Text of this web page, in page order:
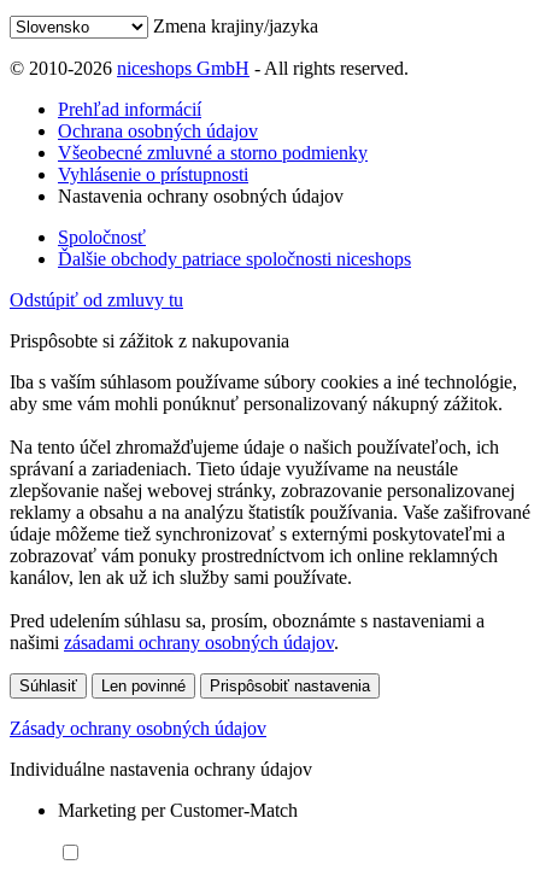
Zmena krajiny/jazyka
© 2010-2026 niceshops GmbH - All rights reserved.
Prehľad informácií
Ochrana osobných údajov
Všeobecné zmluvné a storno podmienky
Vyhlásenie o prístupnosti
Nastavenia ochrany osobných údajov
Spoločnosť
Ďalšie obchody patriace spoločnosti niceshops
Odstúpiť od zmluvy tu
Prispôsobte si zážitok z nakupovania
Iba s vaším súhlasom používame súbory cookies a iné technológie,
aby sme vám mohli ponúknuť personalizovaný nákupný zážitok.
Na tento účel zhromažďujeme údaje o našich používateľoch, ich
správaní a zariadeniach. Tieto údaje využívame na neustále
zlepšovanie našej webovej stránky, zobrazovanie personalizovanej
reklamy a obsahu a na analýzu štatistík používania. Vaše zašifrované
údaje môžeme tiež synchronizovať s externými poskytovateľmi a
zobrazovať vám ponuky prostredníctvom ich online reklamných
kanálov, len ak už ich služby sami používate.
Pred udelením súhlasu sa, prosím, oboznámte s nastaveniami a
našimi zásadami ochrany osobných údajov.
Súhlasiť Len povinné Prispôsobiť nastavenia
Zásady ochrany osobných údajov
Individuálne nastavenia ochrany údajov
Marketing per Customer-Match